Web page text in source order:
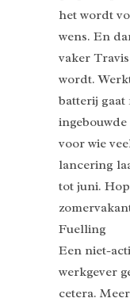
het wordt
wens. En
vaker
wordt.
batterij gaat
voor wie
lancering
tot juni.
Fuelling
Een niet-
werkgever
cetera.